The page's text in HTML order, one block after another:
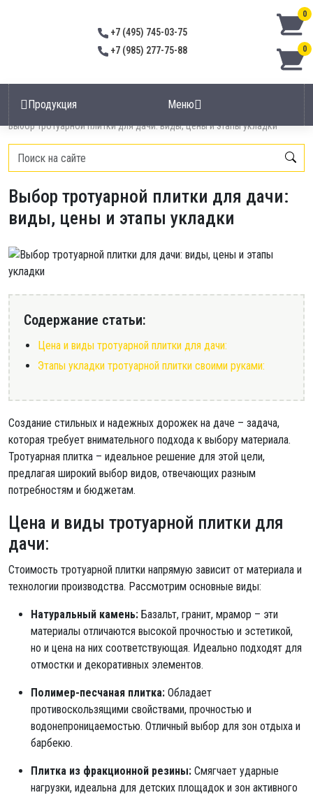
+7 (495) 745-03-75
+7 (985) 277-75-88
0
0
Продукция Меню
Главная FAQ
Выбор тротуарной плитки для дачи: виды, цены и этапы укладки
Выбор тротуарной плитки для дачи:
виды, цены и этапы укладки
Содержание статьи:
Цена и виды тротуарной плитки для дачи:
Этапы укладки тротуарной плитки своими руками:
Создание стильных и надежных дорожек на даче – задача,
которая требует внимательного подхода к выбору материала.
Тротуарная плитка – идеальное решение для этой цели,
предлагая широкий выбор видов, отвечающих разным
потребностям и бюджетам.
Цена и виды тротуарной плитки для
дачи:
Стоимость тротуарной плитки напрямую зависит от материала и
технологии производства. Рассмотрим основные виды:
Натуральный камень: Базальт, гранит, мрамор – эти
материалы отличаются высокой прочностью и эстетикой,
но и цена на них соответствующая. Идеально подходят для
отмостки и декоративных элементов.
Полимер-песчаная плитка: Обладает
противоскользящими свойствами, прочностью и
водонепроницаемостью. Отличный выбор для зон отдыха и
барбекю.
Плитка из фракционной резины: Смягчает ударные
нагрузки, идеальна для детских площадок и зон активного